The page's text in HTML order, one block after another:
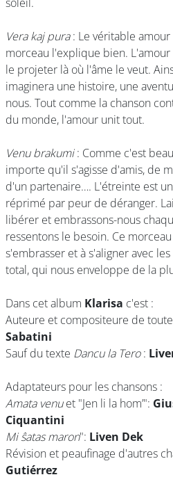
Vera kaj pura: Le véritable amour
morceau l'explique bien.
le projeter là où l'âme le veut.
imaginera une histoire, une
nous. Tout comme la chanson
du monde, l'amour unit tout.
Venu brakumi: Comme c'est
importe qu'il s'agisse d'amis, de
d'un partenaire…. L'étreinte est
réprimé par peur de déranger.
libérer et embrassons-nous
ressentons le besoin. Ce
s'embrasser et à s'aligner avec
total, qui nous enveloppe de la
Dans cet album Klarisa c'est :
Auteure et compositeure de
Sabatini
Sauf du texte Dancu la Tero:
Adaptateurs pour les chansons :
Amata venuet "Jen li la hom’":
Ciquantini
Mi ŝatas maron": Liven Dek
Révision et peaufinage d'autres
Gutiérrez